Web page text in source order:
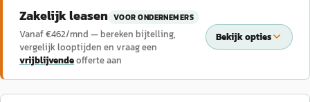
Zakelijk leasen VOOR ONDERNEMERS
Vanaf €462/mnd — bereken bijtelling,
vergelijk looptijden en vraag een
vrijblijvendeofferte aan
Bekijk opties